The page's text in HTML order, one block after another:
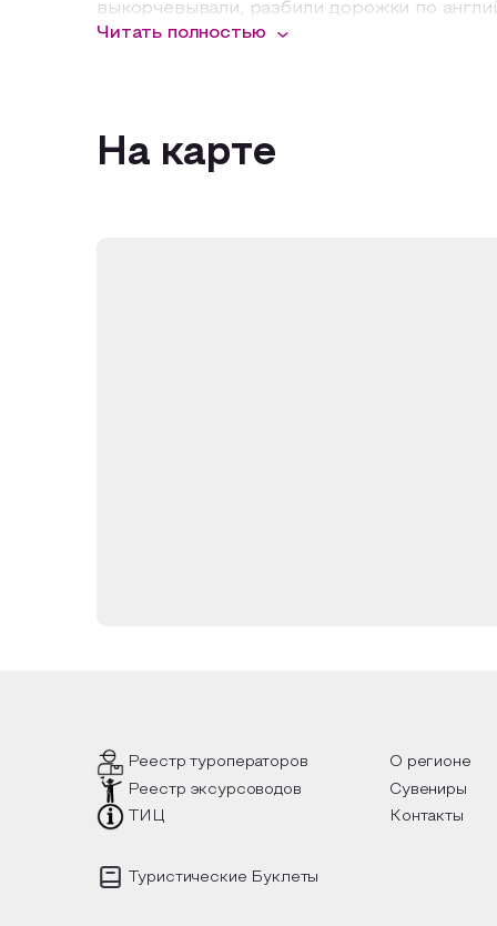
выкорчевывали, разбили дорожки по
зоне, но в строго отведенных местах на
Читать полностью
На карте
Реестр туроператоров О регионе
Реестр эксурсоводов
Сувениры
ТИЦ
Контакты
Туристические Буклеты